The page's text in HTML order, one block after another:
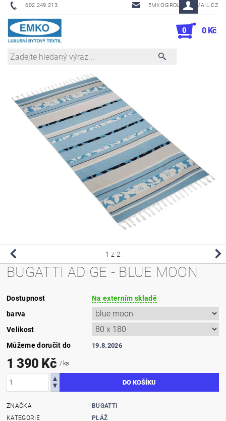
602 249 213 EMKO.GROUSL@EMAIL.CZ
0 0 Kč
1 z 2
BUGATTI ADIGE - BLUE MOON
Dostupnost
Na externím skladě
barva
Velikost
Můžeme doručit do
19.8.2026
1 390 Kč / ks
ZNAČKA
BUGATTI
KATEGORIE
PLÁŽ